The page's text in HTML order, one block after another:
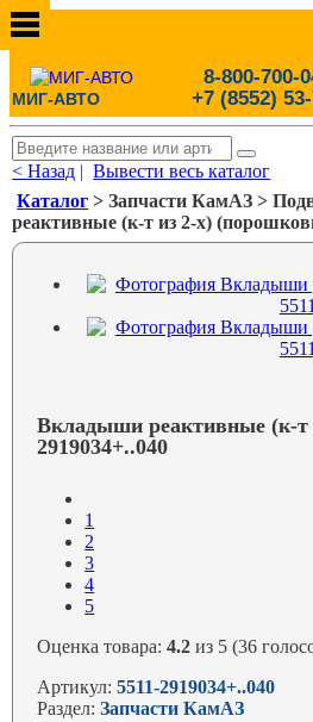
МИГ-АВТО
8-800-700-
+7 (8552)
< Назад |Вывести весь каталог
Каталог > Запчасти КамАЗ >
реактивные (к-т из 2-х)
Вкладыши реактивные (к-т
2919034+..040
1
2
3
4
5
Оценка товара:4.2 из 5 (36
Артикул:5511-2919034+..040
Раздел:Запчасти КамАЗ